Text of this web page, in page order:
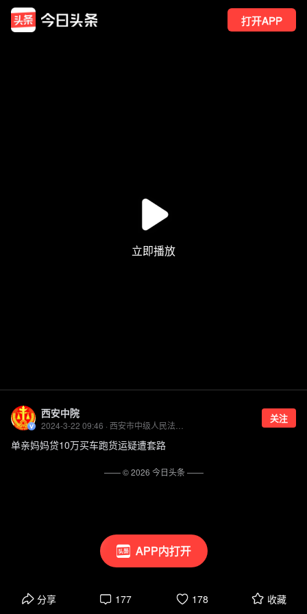
打开APP
APP内打开
西安中院 关注
单亲妈妈贷10万买车跑货运疑遭套路
分享 177 178 收藏
—— ©2026 今日头条——